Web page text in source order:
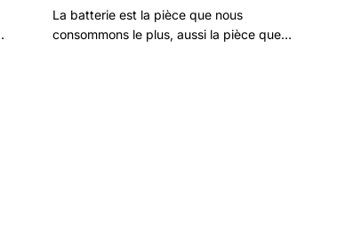
La batterie est la pièce que nous
consommons le plus, aussi la pièce que